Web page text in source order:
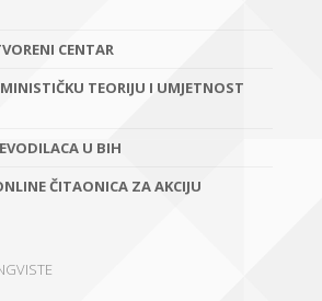
CENTAR
TEORIJU I UMJETNOST
U BIH
ČITAONICA ZA AKCIJU